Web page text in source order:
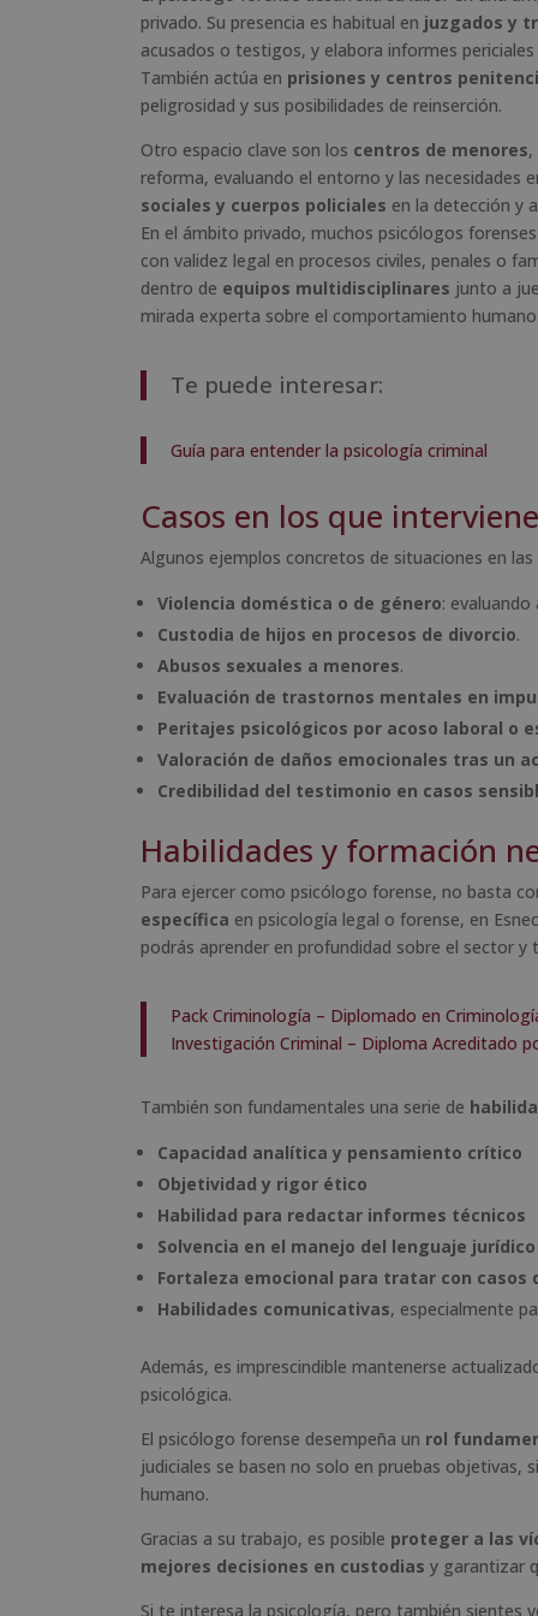
privado. Su presencia es habitual en juzgados y
acusados o testigos, y elabora informes
También actúa en prisiones y centros
peligrosidad y sus posibilidades de reinserción.
Otro espacio clave son los centros de menores,
reforma, evaluando el entorno y las necesidades
sociales y cuerpos policiales en la detección y
En el ámbito privado, muchos psicólogos
con validez legal en procesos civiles, penales o
dentro de equipos multidisciplinares junto a
mirada experta sobre el comportamiento
Te puede interesar:
Guía para entender la psicología criminal
Casos en los que
Algunos ejemplos concretos de situaciones en
Violencia doméstica o de género:
Custodia de hijos en procesos de divorcio.
Abusos sexuales a menores.
Evaluación de trastornos mentales en
Peritajes psicológicos por acoso laboral o
Valoración de daños emocionales tras un
Credibilidad del testimonio en casos
Habilidades y formación
Para ejercer como psicólogo forense, no basta
específica en psicología legal o forense, en
podrás aprender en profundidad sobre el sector
Pack Criminología – Diplomado en
Investigación Criminal – Diploma Acreditado
También son fundamentales una serie de
Capacidad analítica y pensamiento crítico
Objetividad y rigor ético
Habilidad para redactar informes técnicos
Solvencia en el manejo del lenguaje jurídico
Fortaleza emocional para tratar con casos
Habilidades comunicativas, especialmente
Además, es imprescindible mantenerse
psicológica.
El psicólogo forense desempeña un rol
judiciales se basen no solo en pruebas
humano.
Gracias a su trabajo, es posible proteger a las
mejores decisiones en custodias y garantizar
Si te interesa la psicología, pero también sientes